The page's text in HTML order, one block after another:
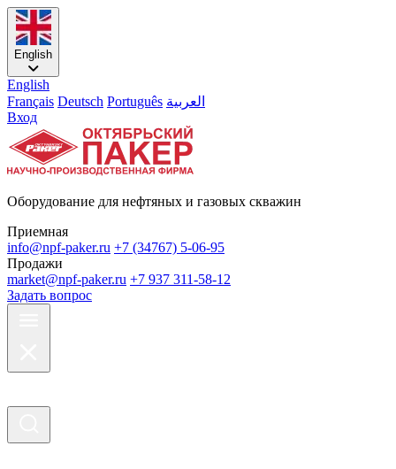
English
English
Français Deutsch Português العربية
Вход
Оборудование для нефтяных и газовых скважин
Приемная
info@npf-paker.ru +7 (34767) 5-06-95
Продажи
market@npf-paker.ru +7 937 311-58-12
Задать вопрос